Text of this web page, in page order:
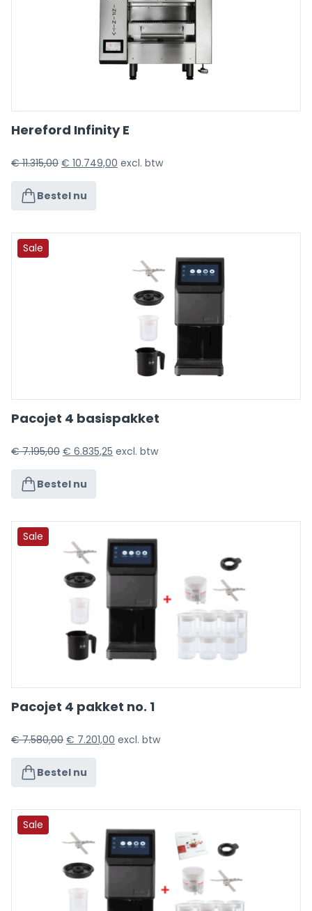
Hereford Infinity E
€11.315,00 € 10.749,00 excl. btw
Bestel nu
Sale
Pacojet 4 basispakket
€7.195,00 € 6.835,25 excl. btw
Bestel nu
Sale
Pacojet 4 pakket no. 1
€7.580,00 € 7.201,00 excl. btw
Bestel nu
Sale